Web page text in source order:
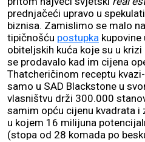
prednjačeći upravo u
biznisa. Zamislimo se malo
tipičnošću postupka
obiteljskih kuća koje su u
se prodavalo kad im cijena
Thatcheričinom receptu
samo u SAD Blackstone u
vlasništvu drži 300.000
samim opću cijenu kvadrata i
u kojem 16 milijuna
(stopa od 28 komada po